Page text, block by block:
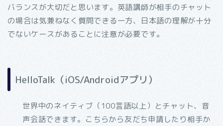
バランスが大切だと思います。英語講師が相手のチャット
の場合は気兼ねなく質問できる一方、日本語の理解が十分
でないケースがあることに注意が必要です。
HelloTalk（iOS/Androidアプリ）
世界中のネイティブ（100言語以上）とチャット、音
声会話できます。こちらから友だち申請したり相手か